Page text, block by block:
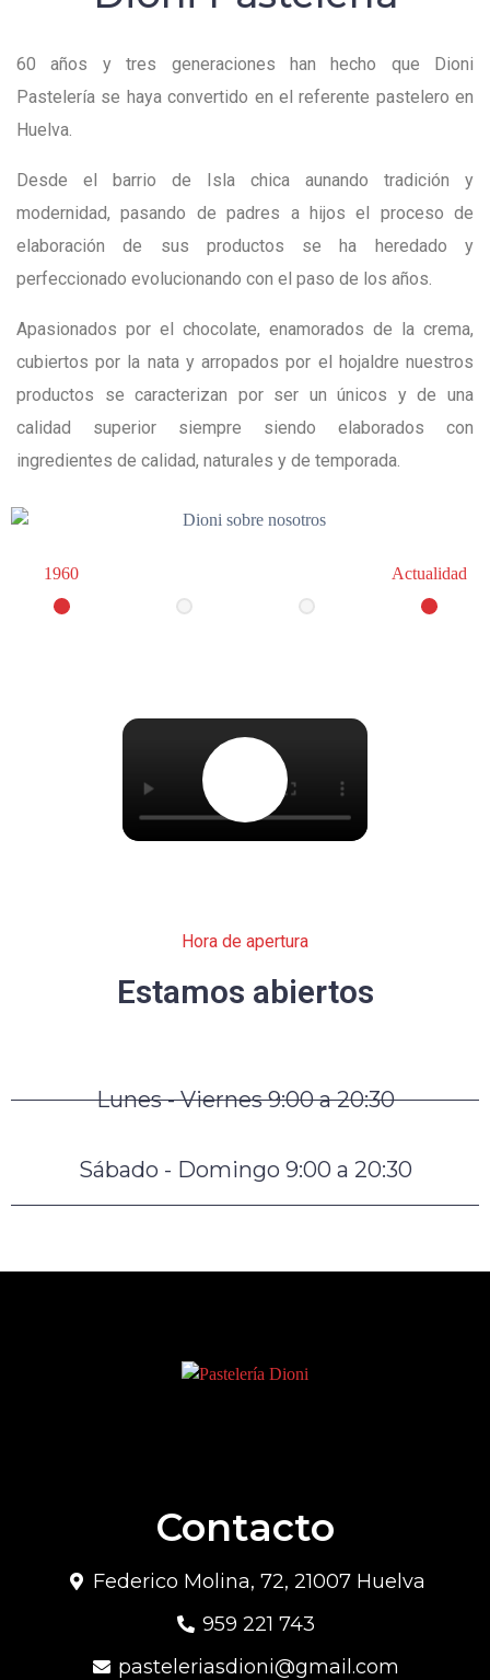
60 años y tres generaciones han hecho que Dioni
Pastelería se haya convertido en el referente pastelero en
Huelva.
Desde el barrio de Isla chica aunando tradición y
modernidad, pasando de padres a hijos el proceso de
elaboración de sus productos se ha heredado y
perfeccionado evolucionando con el paso de los años.
Apasionados por el chocolate, enamorados de la crema,
cubiertos por la nata y arropados por el hojaldre nuestros
productos se caracterizan por ser un únicos y de una
calidad superior siempre siendo elaborados con
ingredientes de calidad, naturales y de temporada.
1960 Actualidad
Hora de apertura
Estamos abiertos
Lunes - Viernes 9:00 a 20:30
Sábado - Domingo 9:00 a 20:30
Contacto
Federico Molina, 72, 21007 Huelva
959 221 743
pasteleriasdioni@gmail.com